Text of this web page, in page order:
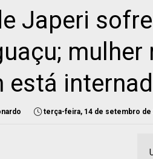
Japeri
mulher
está
terça-feira, 14 de setembro de